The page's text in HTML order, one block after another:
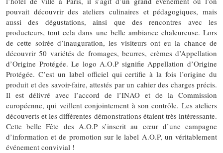
pouvait découvrir des ateliers culinaires et pédagogiques, mais
aussi des dégustations, ainsi que des rencontres avec les
producteurs, tout cela dans une belle ambiance chaleureuse. Lors
de cette soirée d’inauguration, les visiteurs ont eu la chance de
découvrir 50 variétés de fromages, beurres, crèmes d’Appellation
d’Origine Protégée. Le logo A.O.P signifie Appellation d’Origine
Protégée. C’est un label officiel qui certifie à la fois l’origine du
produit et des savoir-faire, attestés par un cahier des charges précis.
Il est délivré avec l’accord de l’INAO et de la Commission
européenne, qui veillent conjointement à son contrôle. Les ateliers
découverts et les différentes démonstrations étaient très intéressante.
Cette belle Fête des A.O.P s’inscrit au cœur d’une campagne
d’information et de promotion sur le label A.O.P, un véritablement
événement convivial !